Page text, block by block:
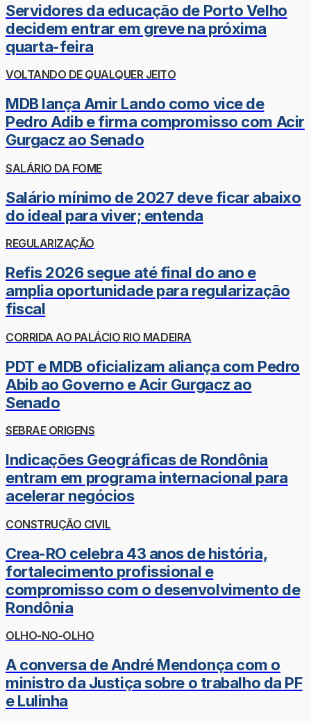
Servidores da educação de Porto Velho
decidem entrar em greve na próxima
quarta-feira
VOLTANDO DE QUALQUER JEITO
MDB lança Amir Lando como vice de
Pedro Adib e firma compromisso com Acir
Gurgacz ao Senado
SALÁRIO DA FOME
Salário mínimo de 2027 deve ficar abaixo
do ideal para viver; entenda
REGULARIZAÇÃO
Refis 2026 segue até final do ano e
amplia oportunidade para regularização
fiscal
CORRIDA AO PALÁCIO RIO MADEIRA
PDT e MDB oficializam aliança com Pedro
Abib ao Governo e Acir Gurgacz ao
Senado
SEBRAE ORIGENS
Indicações Geográficas de Rondônia
entram em programa internacional para
acelerar negócios
CONSTRUÇÃO CIVIL
Crea-RO celebra 43 anos de história,
fortalecimento profissional e
compromisso com o desenvolvimento de
Rondônia
OLHO-NO-OLHO
A conversa de André Mendonça com o
ministro da Justiça sobre o trabalho da PF
e Lulinha